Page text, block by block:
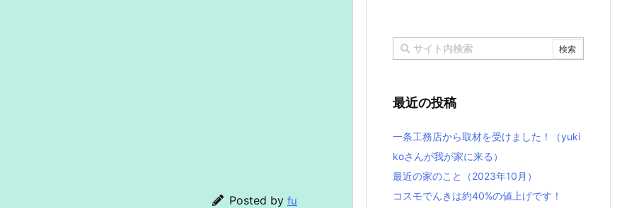
Posted by fu
最近の投稿
一条工務店から取材を受けました！（yuki
koさんが我が家に来る）
最近の家のこと（2023年10月）
コスモでんきは約40%の値上げです！